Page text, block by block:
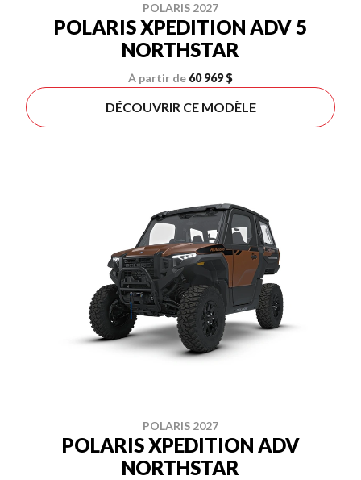
POLARIS 2027
POLARIS XPEDITION ADV 5
NORTHSTAR
À partir de 60 969 $
DÉCOUVRIR CE MODÈLE
POLARIS 2027
POLARIS XPEDITION ADV
NORTHSTAR